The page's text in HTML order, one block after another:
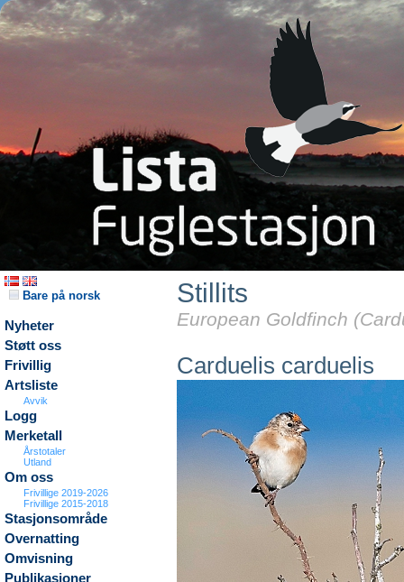
Bare på norsk
Nyheter
Støtt oss
Frivillig
Artsliste
Avvik
Logg
Merketall
Årstotaler
Utland
Om oss
Frivillige 2019-2026
Frivillige 2015-2018
Stasjonsområde
Overnatting
Omvisning
Publikasjoner
Stillits
European Goldfinch
Carduelis carduelis